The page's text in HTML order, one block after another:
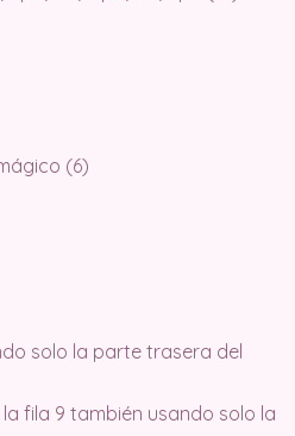
(6)
solo la parte trasera del
fila 9 también usando solo la